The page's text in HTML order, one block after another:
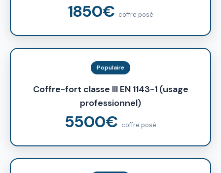
1850€ coffre posé
Populaire
Coffre-fort classe III EN 1143-1 (usage
professionnel)
5500€ coffre posé